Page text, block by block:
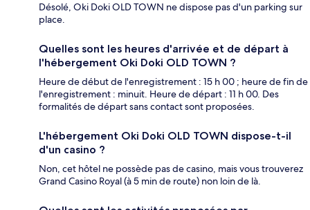
Désolé, Oki Doki OLD TOWN ne dispose pas d'un parking sur
place.
Quelles sont les heures d'arrivée et de départ à
l'hébergement Oki Doki OLD TOWN ?
Heure de début de l'enregistrement : 15 h 00 ; heure de fin de
l'enregistrement : minuit. Heure de départ : 11 h 00. Des
formalités de départ sans contact sont proposées.
L'hébergement Oki Doki OLD TOWN dispose-t-il
d'un casino ?
Non, cet hôtel ne possède pas de casino, mais vous trouverez
Grand Casino Royal (à 5 min de route) non loin de là.